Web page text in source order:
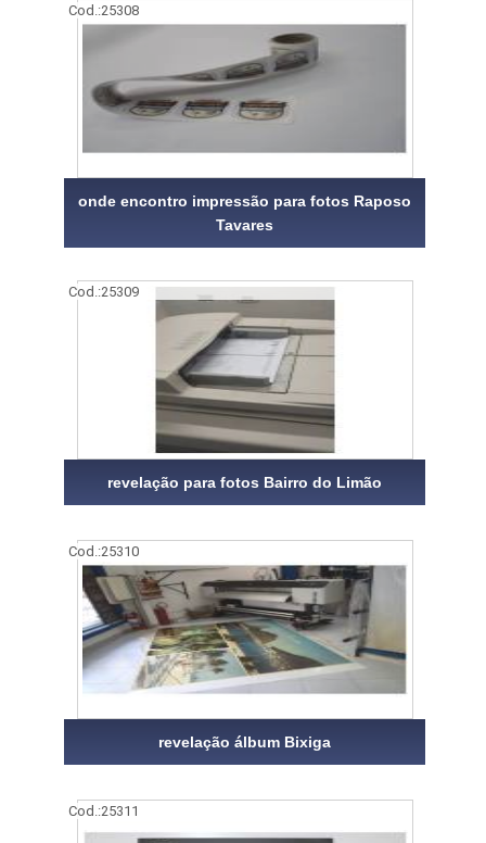
Cod.:25308
onde encontro impressão para fotos Raposo
Tavares
Cod.:25309
revelação para fotos Bairro do Limão
Cod.:25310
revelação álbum Bixiga
Cod.:25311